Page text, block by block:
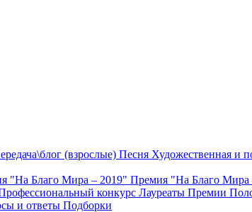
(взрослые) Песня Художественная и
"На Благо Мира – 2019" Премия "На Благо Мира
конкурс Лауреаты Премии
и ответы Подборки